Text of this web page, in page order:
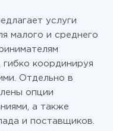
услуги
малого и среднего
гибко координируя
Отдельно в
опции
а также
и поставщиков.